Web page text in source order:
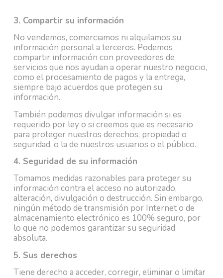
3. Compartir su información
No vendemos, comerciamos ni alquilamos su
información personal a terceros. Podemos
compartir información con proveedores de
servicios que nos ayudan a operar nuestro negocio,
como el procesamiento de pagos y la entrega,
siempre bajo acuerdos que protegen su
información.
También podemos divulgar información si es
requerido por ley o si creemos que es necesario
para proteger nuestros derechos, propiedad o
seguridad, o la de nuestros usuarios o el público.
4. Seguridad de su información
Tomamos medidas razonables para proteger su
información contra el acceso no autorizado,
alteración, divulgación o destrucción. Sin embargo,
ningún método de transmisión por Internet o de
almacenamiento electrónico es 100% seguro, por
lo que no podemos garantizar su seguridad
absoluta.
5. Sus derechos
Tiene derecho a acceder, corregir, eliminar o limitar